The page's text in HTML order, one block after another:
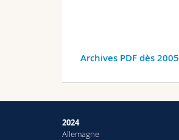
Archives PDF dès 2005
2024
Allemagne